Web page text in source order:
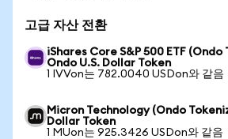
고급 자산 전환
iShares Core S&P 500 ETF (Ondo
Ondo U.S. Dollar Token
1 IVVon는 782.0040 USDon와 같음
Micron Technology (Ondo
Dollar Token
1 MUon는 925.3426 USDon와 같음